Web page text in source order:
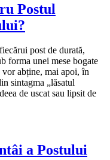
Postul
post de durată,
forma unei mese bogate
vor abține, mai apoi, în
sintagma „lăsatul
de uscat sau lipsit de
a Postului